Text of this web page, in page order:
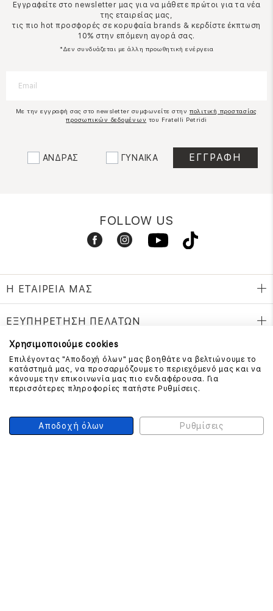
Εγγραφείτε στο newsletter μας για να μάθετε πρώτοι για τα νέα
της εταιρείας μας,
τις πιο hot προσφορές σε κορυφαία brands & κερδίστε έκπτωση
10% στην επόμενη αγορά σας.
*Δεν συνδυάζεται με άλλη προωθητική ενέργεια
Με την εγγραφή σας στο newsletter συμφωνείτε στην πολιτική προστασίας
προσωπικών δεδομένων του Fratelli Petridi
ΑΝΔΡΑΣ ΓΥΝΑΙΚΑ
FOLLOW US
Η ΕΤΑΙΡΕΙΑ ΜΑΣ
ΕΞΥΠΗΡΕΤΗΣΗ ΠΕΛΑΤΩΝ
ΕΠΙΚΟΙΝΩΝΗΣΤΕ ΜΑΖΙ ΜΑΣ
210 999 4510
Χρησιμοποιούμε cookies
Επιλέγοντας "Αποδοχή όλων" μας βοηθάτε να βελτιώνουμε το
κατάστημά μας, να προσαρμόζουμε το περιεχόμενό μας και να
κάνουμε την επικοινωνία μας πιο ενδιαφέρουσα. Για
περισσότερες πληροφορίες πατήστε Ρυθμίσεις.
Αποδοχή όλων Ρυθμίσεις